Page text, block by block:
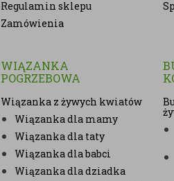
Regulamin sklepu
Zamówienia
WIĄZANKA
POGRZEBOWA
Wiązanka z żywych kwiatów
Wiązanka dla mamy
Wiązanka dla taty
Wiązanka dla babci
Wiązanka dla dziadka